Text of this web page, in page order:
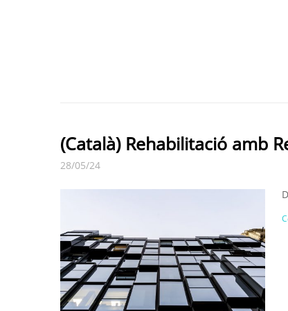
(Català) Rehabilitació amb
28/05/24